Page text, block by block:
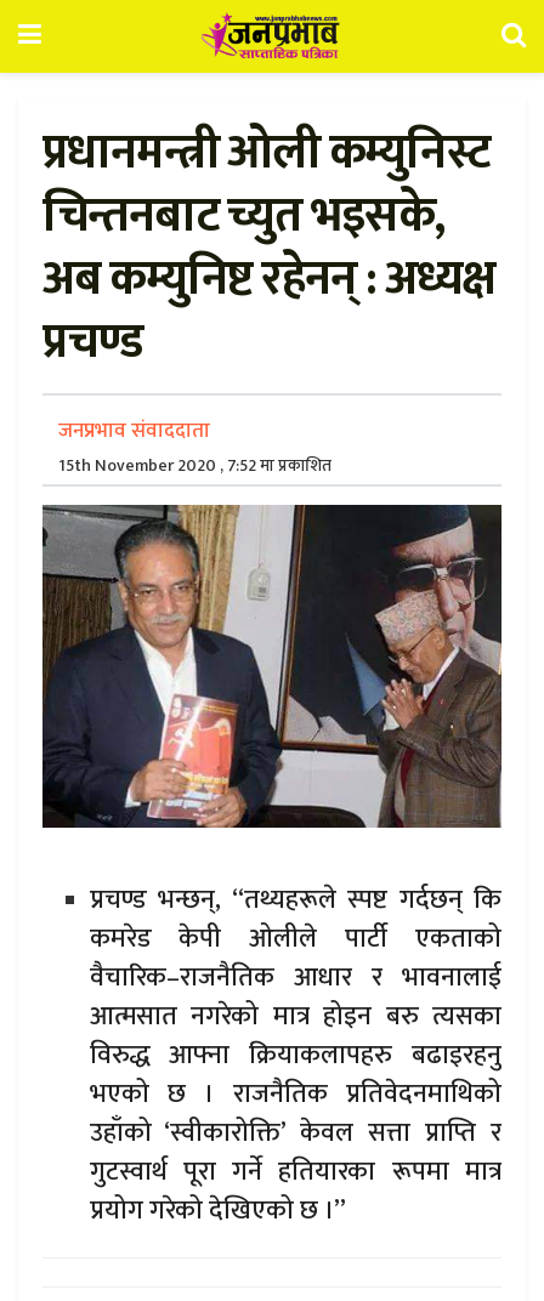
प्रधानमन्त्री ओली कम्युनिस्ट
चिन्तनबाट च्युत भइसके,
अब कम्युनिष्ट रहेनन् : अध्यक्ष
प्रचण्ड
जनप्रभाव संवाददाता
15th November 2020 , 7:52 मा प्रकाशित
प्रचण्ड भन्छन्, “तथ्यहरूले स्पष्ट गर्दछन् कि
कमरेड केपी ओलीले पार्टी एकताको
वैचारिक–राजनैतिक आधार र भावनालाई
आत्मसात नगरेको मात्र होइन बरु त्यसका
विरुद्ध आफ्ना क्रियाकलापहरु बढाइरहनु
भएको छ । राजनैतिक प्रतिवेदनमाथिको
उहाँको ‘स्वीकारोक्ति’ केवल सत्ता प्राप्ति र
गुटस्वार्थ पूरा गर्ने हतियारका रूपमा मात्र
प्रयोग गरेको देखिएको छ ।”